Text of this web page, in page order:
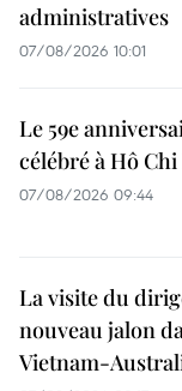
administratives
07/08/2026 10:01
Le 59e
célébré à Hô
07/08/2026 09:44
La visite du
nouveau jalon
Vietnam-